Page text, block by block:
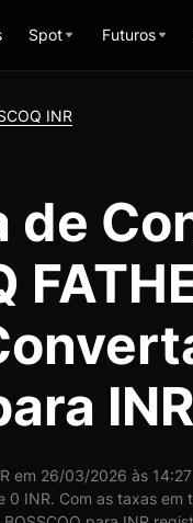
Spot Futuros
INR
de
INR
em 26/03/2026 às
INR. Com as taxas em